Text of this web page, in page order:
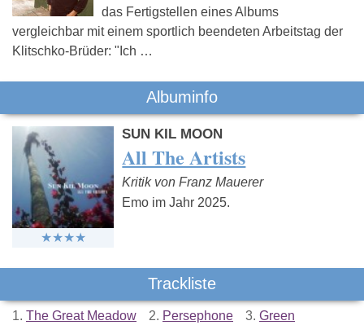
das Fertigstellen eines Albums
vergleichbar mit einem sportlich beendeten Arbeitstag der
Klitschko-Brüder: "Ich …
Albuminfo
SUN KIL MOON
All The Artists
Kritik von Franz Mauerer
Emo im Jahr 2025.
Trackliste
1. The Great Meadow 2. Persephone 3. Green